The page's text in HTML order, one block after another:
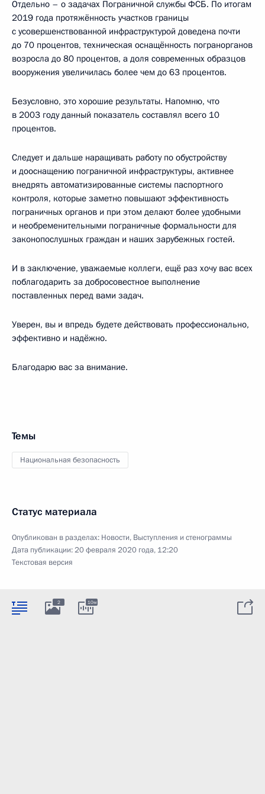
Отдельно – о задачах Пограничной службы ФСБ. По итогам
2019 года протяжённость участков границы
с усовершенствованной инфраструктурой доведена почти
до 70 процентов, техническая оснащённость погранорганов
возросла до 80 процентов, а доля современных образцов
вооружения увеличилась более чем до 63 процентов.
Безусловно, это хорошие результаты. Напомню, что
в 2003 году данный показатель составлял всего 10
процентов.
Следует и дальше наращивать работу по обустройству
и дооснащению пограничной инфраструктуры, активнее
внедрять автоматизированные системы паспортного
контроля, которые заметно повышают эффективность
пограничных органов и при этом делают более удобными
и необременительными пограничные формальности для
законопослушных граждан и наших зарубежных гостей.
И в заключение, уважаемые коллеги, ещё раз хочу вас всех
поблагодарить за добросовестное выполнение
поставленных перед вами задач.
Уверен, вы и впредь будете действовать профессионально,
эффективно и надёжно.
Благодарю вас за внимание.
Темы
Национальная безопасность
Статус материала
Опубликован в разделах: Новости, Выступления и стенограммы
Дата публикации:20 февраля 2020 года, 12:20
Текстовая версия
2 10м